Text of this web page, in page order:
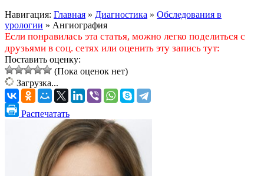
Навигация: Главная » Диагностика » Обследования в
урологии » Ангиография
Если понравилась эта статья, можно легко поделиться с
друзьями в соц. сетях или оценить эту запись тут:
Поставить оценку:
(Пока оценок нет)
Загрузка...
Распечатать